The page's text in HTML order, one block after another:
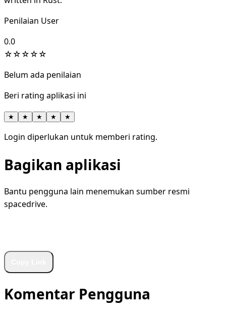
Penilaian User
0.0
☆☆☆☆☆
Belum ada penilaian
Beri rating aplikasi ini
★ ★ ★ ★ ★
Login diperlukan untuk memberi rating.
Bagikan aplikasi
Bantu pengguna lain menemukan sumber resmi
spacedrive.
Komentar Pengguna